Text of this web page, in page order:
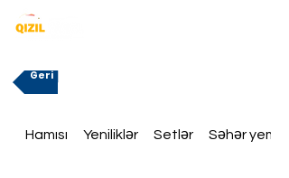
Geri
Hamısı Yeniliklər Setlər Səhər